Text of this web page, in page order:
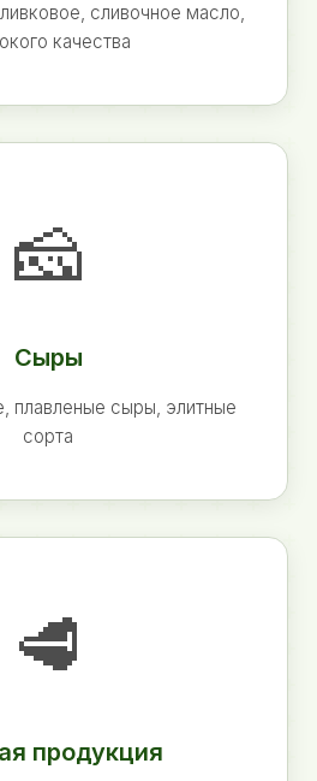
сливочное масло,
качества
🧀
Сыры
плавленые сыры, элитные
сорта
🥩
продукция